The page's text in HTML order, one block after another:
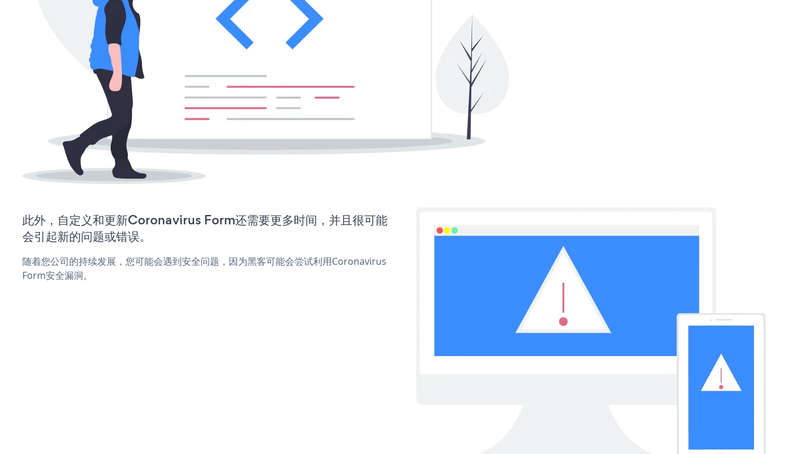
此外，自定义和更新Coronavirus Form还需要更多时间，并且很可能
会引起新的问题或错误。
随着您公司的持续发展，您可能会遇到安全问题，因为黑客可能会尝试利用Coronavirus
Form安全漏洞。